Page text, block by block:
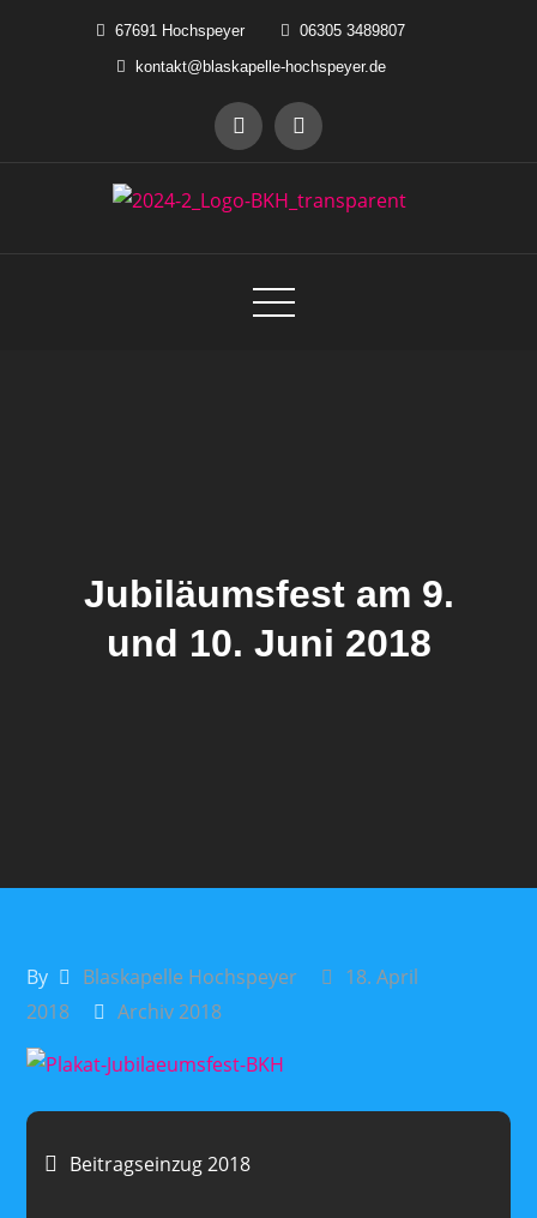
67691 Hochspeyer
06305 3489807
kontakt@blaskapelle-hochspeyer.de
Jubiläumsfest am 9.
und 10. Juni 2018
By Blaskapelle Hochspeyer
18. April
2018
Archiv 2018
Beitragsnavigation
Beitragseinzug 2018